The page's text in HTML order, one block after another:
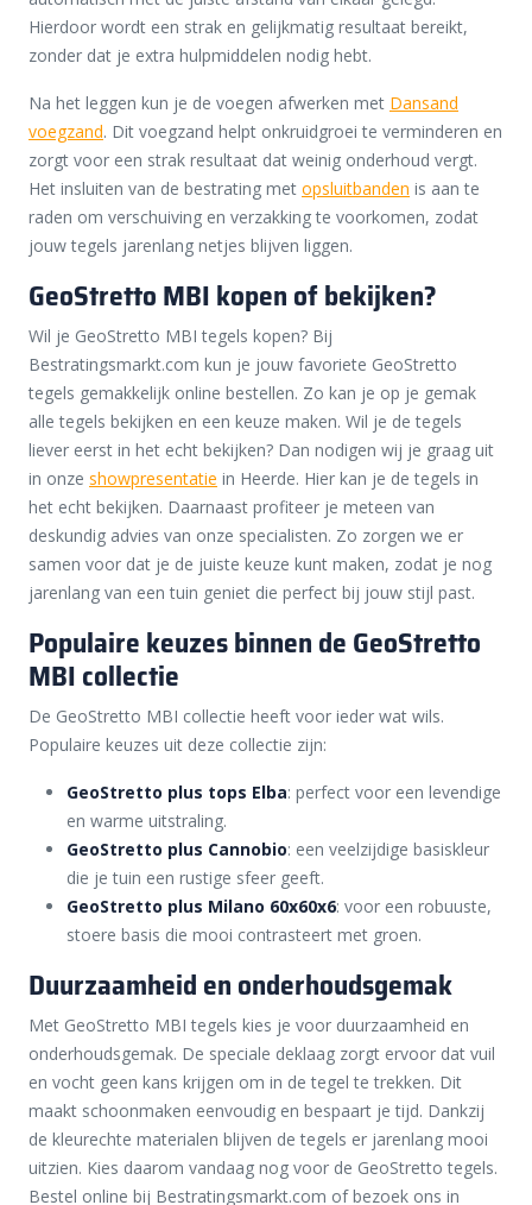
Hierdoor wordt een strak en gelijkmatig resultaat bereikt,
zonder dat je extra hulpmiddelen nodig hebt.
Na het leggen kun je de voegen afwerken met Dansand
voegzand. Dit voegzand helpt onkruidgroei te verminderen en
zorgt voor een strak resultaat dat weinig onderhoud vergt.
Het insluiten van de bestrating met opsluitbanden is aan te
raden om verschuiving en verzakking te voorkomen, zodat
jouw tegels jarenlang netjes blijven liggen.
GeoStretto MBI kopen of bekijken?
Wil je GeoStretto MBI tegels kopen? Bij
Bestratingsmarkt.com kun je jouw favoriete GeoStretto
tegels gemakkelijk online bestellen. Zo kan je op je gemak
alle tegels bekijken en een keuze maken. Wil je de tegels
liever eerst in het echt bekijken? Dan nodigen wij je graag uit
in onze showpresentatie in Heerde. Hier kan je de tegels in
het echt bekijken. Daarnaast profiteer je meteen van
deskundig advies van onze specialisten. Zo zorgen we er
samen voor dat je de juiste keuze kunt maken, zodat je nog
jarenlang van een tuin geniet die perfect bij jouw stijl past.
Populaire keuzes binnen de GeoStretto
MBI collectie
De GeoStretto MBI collectie heeft voor ieder wat wils.
Populaire keuzes uit deze collectie zijn:
GeoStretto plus tops Elba: perfect voor een levendige
en warme uitstraling.
GeoStretto plus Cannobio: een veelzijdige basiskleur
die je tuin een rustige sfeer geeft.
GeoStretto plus Milano 60x60x6: voor een robuuste,
stoere basis die mooi contrasteert met groen.
Duurzaamheid en onderhoudsgemak
Met GeoStretto MBI tegels kies je voor duurzaamheid en
onderhoudsgemak. De speciale deklaag zorgt ervoor dat vuil
en vocht geen kans krijgen om in de tegel te trekken. Dit
maakt schoonmaken eenvoudig en bespaart je tijd. Dankzij
de kleurechte materialen blijven de tegels er jarenlang mooi
uitzien. Kies daarom vandaag nog voor de GeoStretto tegels.
Bestel online bij Bestratingsmarkt.com of bezoek ons in